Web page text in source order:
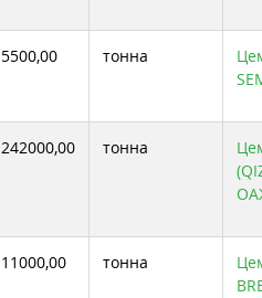
5500,00 тонна
242000,00 тонна
11000,00 тонна